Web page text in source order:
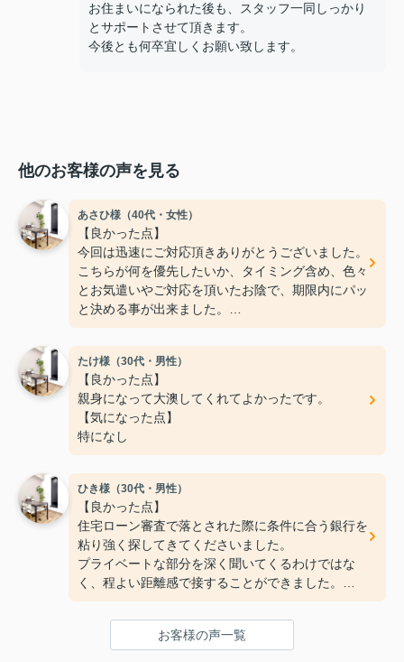
お住まいになられた後も、スタッフ一同しっかり
とサポートさせて頂きます。
今後とも何卒宜しくお願い致します。
他のお客様の声を見る
あさひ様（40代・女性）
【良かった点】
今回は迅速にご対応頂きありがとうございました。
こちらが何を優先したいか、タイミング含め、色々
とお気遣いやご対応を頂いたお陰で、期限内にパッ
と決める事が出来ました。
フットワークが軽く、希望もちゃんと聞いて下さい
ます。
ご親切にありがとうございました！
【気になった点】
特にないです！
たけ様（30代・男性）
【良かった点】
親身になって大澳してくれてよかったです。
【気になった点】
特になし
ひき様（30代・男性）
【良かった点】
住宅ローン審査で落とされた際に条件に合う銀行を
粘り強く探してきてくださいました。
プライベートな部分を深く聞いてくるわけではな
く、程よい距離感で接することができました。
【気になった点】
手続きまわりの連絡が少し遅いように感じました。
お客様の声一覧